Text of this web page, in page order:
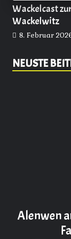
Wackelcast
Wackelwitz
8. Februar
NEUSTE
Alenwen